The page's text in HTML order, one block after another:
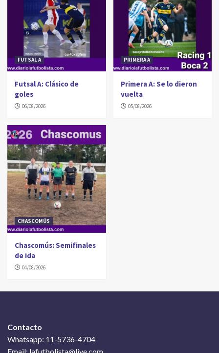
FUTSAL A
Futsal A: Clásico de
goles
06/08/2026
PRIMERA A
Primera A: Se lo dieron
vuelta
05/08/2026
CHASCOMÚS
Chascomús: Semifinales
de ida
04/08/2026
Contacto
Whatsapp: 11-5736-4704